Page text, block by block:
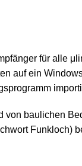
für alle
auf ein
von baulichen
Funkloch)